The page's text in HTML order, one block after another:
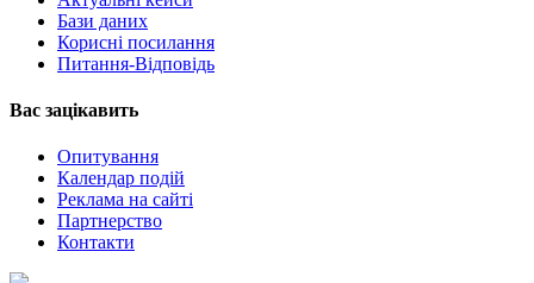
Бази даних
Корисні посилання
Питання-Відповідь
Вас зацiкавить
Опитування
Календар подій
Реклама на сайтi
Партнерство
Контакти